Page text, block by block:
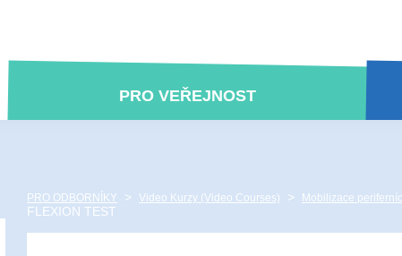
PRO VEŘEJNOST
PRO ODBORNÍKY > Video Kurzy (Video Courses) > Mobilizace
FLEXION TEST